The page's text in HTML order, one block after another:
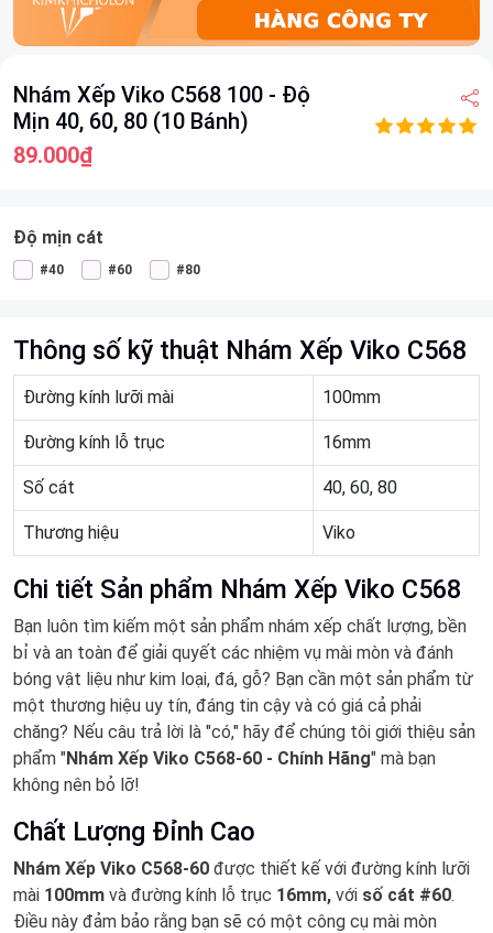
of
Nhám Xếp Viko C568 100 - Độ
Mịn 40, 60, 80 (10 Bánh)
89.000₫
Độ mịn cát
#40 #60 #80
Thông số kỹ thuật Nhám Xếp Viko C568
Đường kính lưỡi mài 100mm
Đường kính lỗ trục 16mm
Số cát 40, 60, 80
Thương hiệu Viko
Chi tiết Sản phẩm Nhám Xếp Viko C568
Bạn luôn tìm kiếm một sản phẩm nhám xếp chất lượng, bền
bỉ và an toàn để giải quyết các nhiệm vụ mài mòn và đánh
bóng vật liệu như kim loại, đá, gỗ? Bạn cần một sản phẩm từ
một thương hiệu uy tín, đáng tin cậy và có giá cả phải
chăng? Nếu câu trả lời là "có," hãy để chúng tôi giới thiệu sản
phẩm "Nhám Xếp Viko C568-60 - Chính Hãng" mà bạn
không nên bỏ lỡ!
Chất Lượng Đỉnh Cao
Nhám Xếp Viko C568-60 được thiết kế với đường kính lưỡi
mài 100mm và đường kính lỗ trục 16mm, với số cát #60.
Điều này đảm bảo rằng bạn sẽ có một công cụ mài mòn